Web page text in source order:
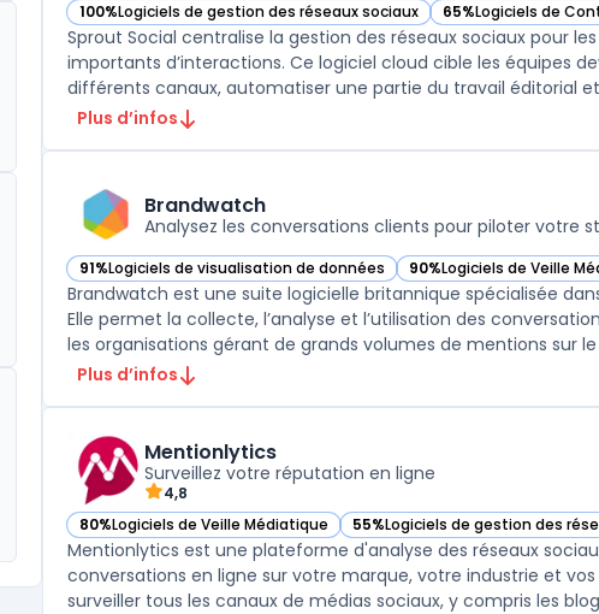
100%Logiciels de gestion des réseaux sociaux
— voir Sprout Social dans cette catégorie 65%Logiciels de
— voir Sprout Social
Sprout Social centralise la gestion des réseaux sociaux pour
importants d’interactions. Ce logiciel cloud cible les équipes
différents canaux, automatiser une partie du travail éditorial et
Plus d’infos
Brandwatch
Analysez les conversations clients pour piloter votre
91%Logiciels de visualisation de données
— voir Brandwatch dans cette catégorie 90%Logiciels de Veille
— voir Brandwatch dans
Brandwatch est une suite logicielle britannique spécialisée
Elle permet la collecte, l’analyse et l’utilisation des
les organisations gérant de grands volumes de mentions sur le
Plus d’infos
Mentionlytics
Surveillez votre réputation en ligne
4,8
80%Logiciels de Veille Médiatique
— voir Mentionlytics dans cette catégorie
55%Logiciels de gestion des
— voir Mentionlytics dans cette
Mentionlytics est une plateforme d'analyse des réseaux
conversations en ligne sur votre marque, votre industrie et